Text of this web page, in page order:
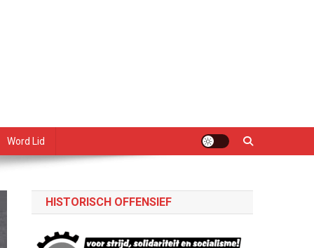
Word Lid
HISTORISCH OFFENSIEF